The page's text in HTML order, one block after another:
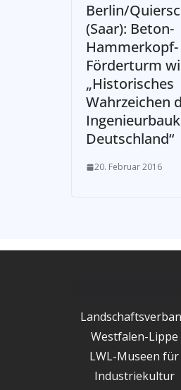
Berlin/
(Saar): Beton-
Hammerkopf-
Förderturm
„Historisches
Wahrzeichen
Deutschland“
20. Februar 2016
Westfalen-Lippe
LWL-Museen für
Industriekultur